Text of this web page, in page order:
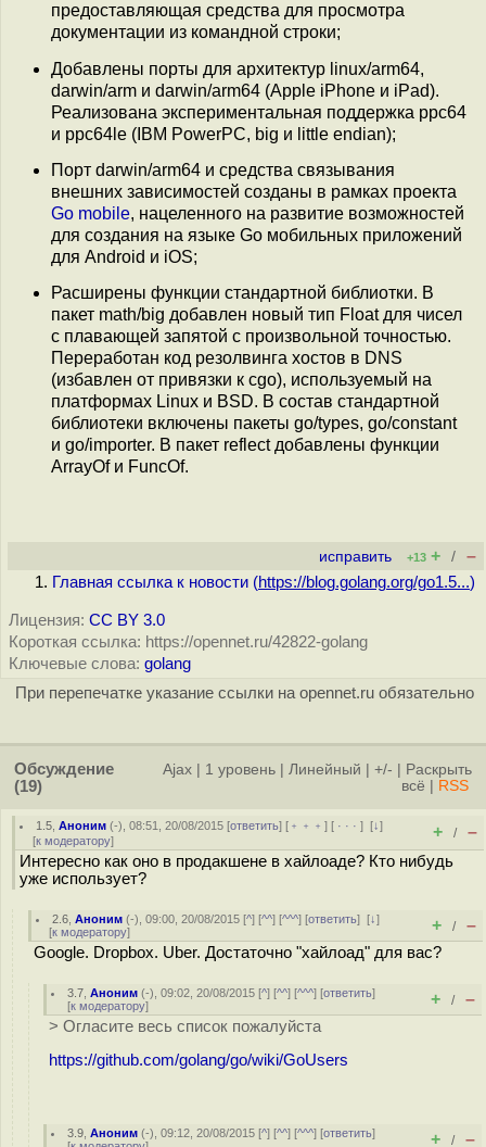
предоставляющая средства для просмотра
документации из командной строки;
Добавлены порты для архитектур linux/arm64,
darwin/arm и darwin/arm64 (Apple iPhone и iPad).
Реализована экспериментальная поддержка ppc64
и ppc64le (IBM PowerPC, big и little endian);
Порт darwin/arm64 и средства связывания
внешних зависимостей созданы в рамках проекта
Go mobile, нацеленного на развитие возможностей
для создания на языке Go мобильных приложений
для Android и iOS;
Расширены функции стандартной библиотки. В
пакет math/big добавлен новый тип Float для чисел
с плавающей запятой с произвольной точностью.
Переработан код резолвинга хостов в DNS
(избавлен от привязки к cgo), используемый на
платформах Linux и BSD. В состав стандартной
библиотеки включены пакеты go/types, go/constant
и go/importer. В пакет reflect добавлены функции
ArrayOf и FuncOf.
исправить +13 + / –
Главная ссылка к новости (https://blog.golang.org/go1.5...)
Лицензия: CC BY 3.0
Короткая ссылка: https://opennet.ru/42822-golang
Ключевые слова: golang
При перепечатке указание ссылки на opennet.ru обязательно
Обсуждение
(19)
Ajax 1 уровень Линейный +/-
Раскрыть
всё
RSS
1.5 ,Аноним (-), 08:51, 20/08/2015 [ответить] [ ﹢﹢﹢] [ · · ·][↓]
[к модератору] + / –
Интересно как оно в продакшене в хайлоаде? Кто нибудь
уже использует?
2.6 ,Аноним (-), 09:00, 20/08/2015 [^] [^^] [^^^] [ответить][↓]
[к модератору] + / –
Google. Dropbox. Uber. Достаточно "хайлоад" для вас?
3.7 ,Аноним (-), 09:02, 20/08/2015 [^] [^^] [^^^] [ответить]
[к модератору] + / –
> Огласите весь список пожалуйста
https://github.com/golang/go/wiki/GoUsers
3.9 ,Аноним (-), 09:12, 20/08/2015 [^] [^^] [^^^] [ответить]
+ / –